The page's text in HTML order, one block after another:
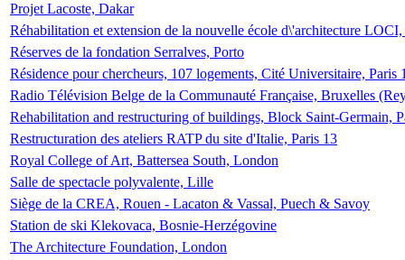
Projet Lacoste, Dakar
Réhabilitation et extension de la nouvelle école d\'architecture
Réserves de la fondation Serralves, Porto
Résidence pour chercheurs, 107 logements, Cité Universitaire, Paris
Radio Télévision Belge de la Communauté Française, Bruxelles
Rehabilitation and restructuring of buildings, Block Saint-Germain,
Restructuration des ateliers RATP du site d'Italie, Paris 13
Royal College of Art, Battersea South, London
Salle de spectacle polyvalente, Lille
Siège de la CREA, Rouen - Lacaton & Vassal, Puech & Savoy
Station de ski Klekovaca, Bosnie-Herzégovine
The Architecture Foundation, London